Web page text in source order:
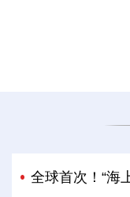
全球首次！“海